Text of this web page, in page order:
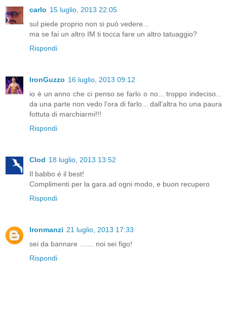
carlo 15 luglio, 2013 22:05
sul piede proprio non si può vedere...
ma se fai un altro IM ti tocca fare un altro tatuaggio?
Rispondi
IronGuzzo 16 luglio, 2013 09:12
io è un anno che ci penso se farlo o no... troppo indeciso...
da una parte non vedo l'ora di farlo... dall'altra ho una paura
fottuta di marchiarmi!!!
Rispondi
Clod 18 luglio, 2013 13:52
Il babbo é il best!
Complimenti per la gara ad ogni modo, e buon recupero
Rispondi
Ironmanzi 21 luglio, 2013 17:33
sei da bannare ....... noi sei figo!
Rispondi